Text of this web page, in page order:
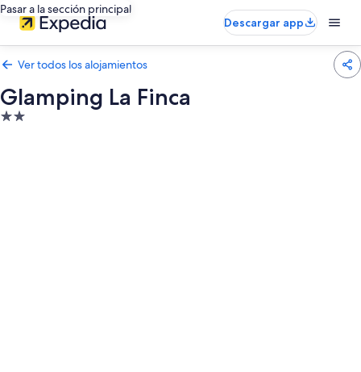
Pasar a la sección principal
Descargar app
Ver todos los alojamientos
Glamping La Finca
Alojamiento